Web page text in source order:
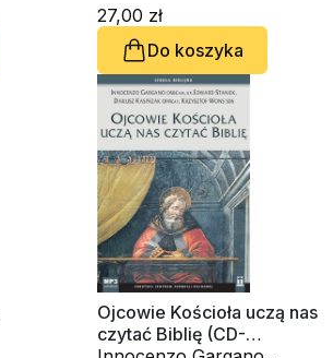
27,00 zł
Do koszyka
Ojcowie Kościoła uczą nas
czytać Biblię (CD-